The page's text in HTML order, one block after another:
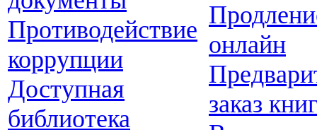
Противодействие
коррупции
Доступная
библиотека
онлайн
заказ